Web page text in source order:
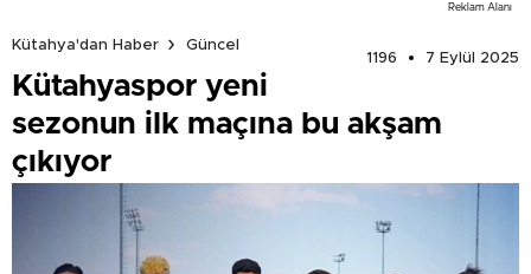
Reklam Alanı
Kütahya'dan Haber
Güncel
1196
7 Eylül 2025
Kütahyaspor yeni
sezonun ilk maçına bu akşam
çıkıyor